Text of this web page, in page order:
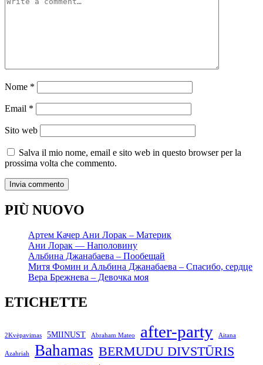
Nome *
Email *
Sito web
Salva il mio nome, email e sito web in questo browser per la
prossima volta che commento.
PIÙ NUOVO
Артем Качер Ани Лорак – Материк
Ани Лорак — Наполовину
Альбина Джанабаева – Пообещай
Митя Фомин и Альбина Джанабаева – Спасибо, сердце
Вера Брежнева – Девочка моя
ETICHETTE
2Kvėpavimas 5MIINUST Abraham Mateo after-party Aitana
Azahriah Bahamas BERMUDU DIVSTŪRIS